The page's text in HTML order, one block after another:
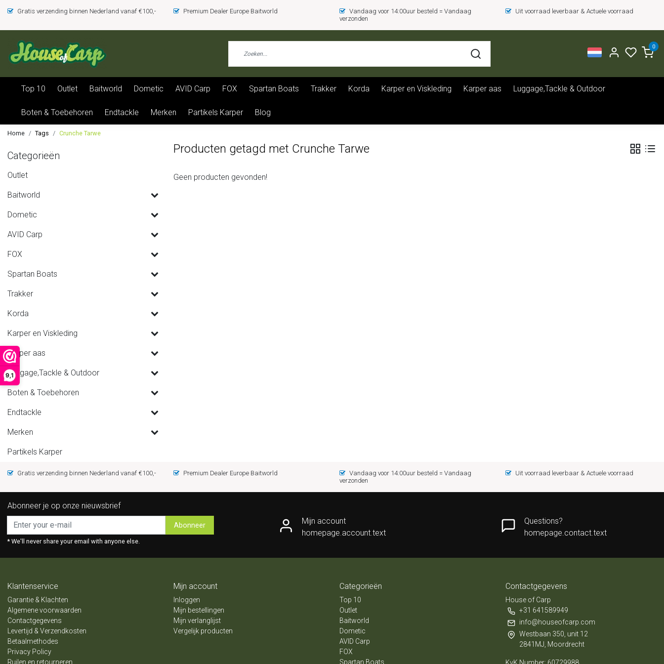
9,1
Gratis verzending binnen Nederland vanaf €100,- Premium Dealer Europe Baitworld
Vandaag voor 14:00uur besteld = Vandaag
verzonden
Uit voorraad leverbaar & Actuele voorraad
0
Top 10 Outlet Baitworld Dometic AVID Carp FOX Spartan Boats Trakker Korda Karper en Viskleding Karper aas Luggage,Tackle & Outdoor
Boten & Toebehoren Endtackle Merken Partikels Karper Blog
Home Tags Crunche Tarwe
Categorieën
Outlet
Baitworld
Dometic
AVID Carp
FOX
Spartan Boats
Trakker
Korda
Karper en Viskleding
Karper aas
Luggage,Tackle & Outdoor
Boten & Toebehoren
Endtackle
Merken
Partikels Karper
Producten getagd met Crunche Tarwe
Geen producten gevonden!
Gratis verzending binnen Nederland vanaf €100,- Premium Dealer Europe Baitworld
Vandaag voor 14:00uur besteld = Vandaag
verzonden
Uit voorraad leverbaar & Actuele voorraad
Abonneer je op onze nieuwsbrief
Abonneer
* We'll never share your email with anyone else.
Mijn account
homepage.account.text
Questions?
homepage.contact.text
Klantenservice
Garantie & Klachten
Algemene voorwaarden
Contactgegevens
Levertijd & Verzendkosten
Betaalmethodes
Privacy Policy
Ruilen en retourneren
Mijn account
Inloggen
Mijn bestellingen
Mijn verlanglijst
Vergelijk producten
Categorieën
Top 10
Outlet
Baitworld
Dometic
AVID Carp
FOX
Spartan Boats
Contactgegevens
House of Carp
+31 641589949
info@houseofcarp.com
Westbaan 350, unit 12
2841MJ, Moordrecht